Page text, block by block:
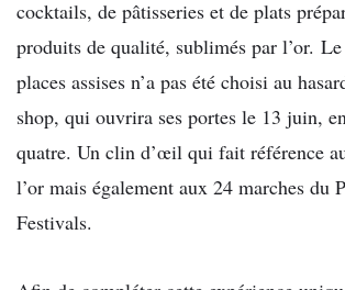
cocktails, de pâtisseries et de plats
produits de qualité, sublimés par l’or.
places assises n’a pas été choisi au
shop, qui ouvrira ses portes le 13 juin,
quatre. Un clin d’œil qui fait référence
l’or mais également aux 24 marches du
Festivals.